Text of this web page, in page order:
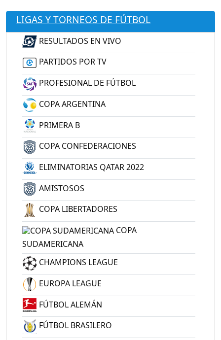
LIGAS Y TORNEOS DE FÚTBOL
RESULTADOS EN VIVO
PARTIDOS POR TV
PROFESIONAL DE FÚTBOL
COPA ARGENTINA
PRIMERA B
COPA CONFEDERACIONES
ELIMINATORIAS QATAR 2022
AMISTOSOS
COPA LIBERTADORES
COPA
SUDAMERICANA
CHAMPIONS LEAGUE
EUROPA LEAGUE
FÚTBOL ALEMÁN
FÚTBOL BRASILERO